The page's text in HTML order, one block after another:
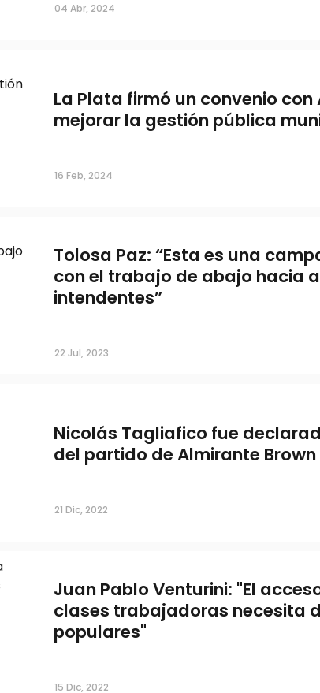
04 Abr, 2024
La Plata firmó un convenio
mejorar la gestión pública
16 Feb, 2024
Tolosa Paz: “Esta es una
con el trabajo de abajo hacia
intendentes”
22 Jul, 2023
Nicolás Tagliafico fue
del partido de Almirante Brown
21 Dic, 2022
Juan Pablo Venturini: "El
clases trabajadoras necesita
populares"
15 Dic, 2022